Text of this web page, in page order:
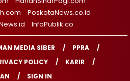
PoskotaNews.co.id
InfoPublik.co
MEDIA SIBER
PPRA
POLICY
KARIR
SIGN IN